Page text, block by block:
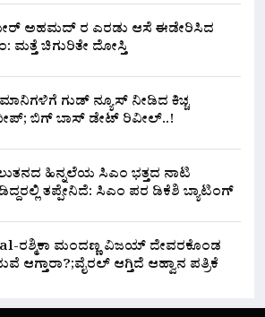
ಅಹಮದ್ ರ ಎರಡು ಆಸೆ ಈಡೇರಿಸಿದ
ಮತ್ತೆ ಚಿಗುರಿತೇ ದೋಸ್ತಿ
ಗುಡ್ ನ್ಯೂಸ್ ನೀಡಿದ ಕಿಚ್ಚ
ಬಿಗ್ ಬಾಸ್ ಡೇಟ್ ರಿವೀಲ್..!
ಹಿನ್ನಲೆಯ ಸಿಎಂ ಭತ್ತದ ನಾಟಿ
ತಪ್ಪೇನಿದೆ: ಸಿಎಂ ಪರ ಡಿಕೆಶಿ ಬ್ಯಾಟಿಂಗ್
ರಶ್ಮಿಕಾ ಮಂದಣ್ಣ ವಿಜಯ್ ದೇವರಕೊಂಡ
ಆಗ್ತಾರಾ?;ವೈರಲ್ ಆಗ್ತಿದೆ ಆಹ್ವಾನ ಪತ್ರಿಕೆ